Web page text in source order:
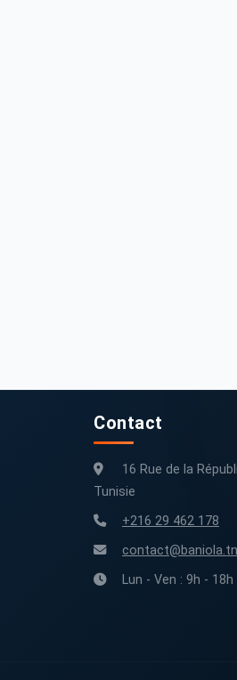
Contact
16 Rue de la
Tunisie
+216 29 462 178
contact@baniola.tn
Lun - Ven : 9h - 18h